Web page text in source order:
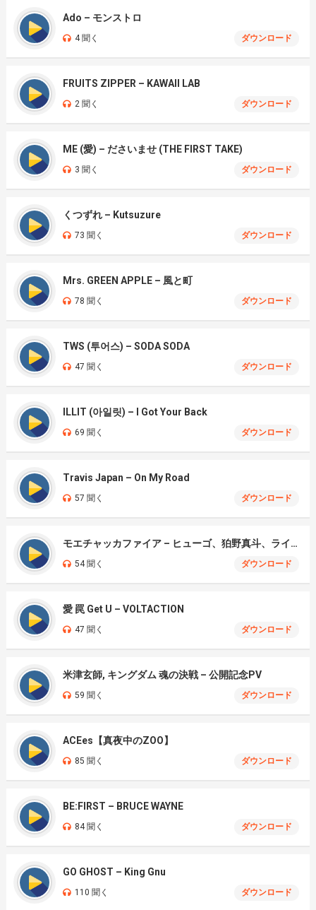
Ado – モンストロ
4 聞く ダウンロード
FRUITS ZIPPER – KAWAII LAB
2 聞く ダウンロード
ME (愛) – ださいませ (THE FIRST TAKE)
3 聞く ダウンロード
くつずれ – Kutsuzure
73 聞く ダウンロード
Mrs. GREEN APPLE – 風と町
78 聞く ダウンロード
TWS (투어스) – SODA SODA
47 聞く ダウンロード
ILLIT (아일릿) – I Got Your Back
69 聞く ダウンロード
Travis Japan – On My Road
57 聞く ダウンロード
モエチャッカファイア – ヒューゴ、狛野真斗、ライト、セヴェリアン (Cover )
54 聞く ダウンロード
愛 罠 Get U – VOLTACTION
47 聞く ダウンロード
米津玄師, キングダム 魂の決戦 – 公開記念PV
59 聞く ダウンロード
ACEes【真夜中のZOO】
85 聞く ダウンロード
BE:FIRST – BRUCE WAYNE
84 聞く ダウンロード
GO GHOST – King Gnu
110 聞く ダウンロード